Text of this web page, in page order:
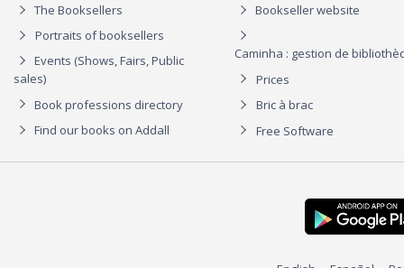
The Booksellers
Portraits of booksellers
Events (Shows, Fairs, Public
sales)
Book professions directory
Find our books on Addall
Bookseller website
Caminha : gestion de
Prices
Bric à brac
Free Software